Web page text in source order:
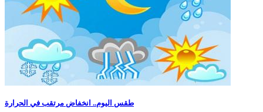
طقس اليوم.. انخفاض مرتقب في الحرارة